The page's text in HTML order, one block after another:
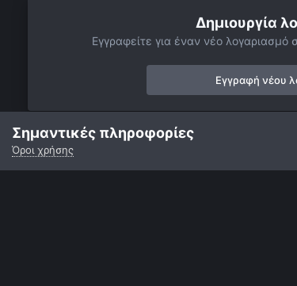
Δημιουργία
Εγγραφείτε για έναν νέο λογαριασμό
Εγγραφή νέου
Αρχή
Σημαντικές πληροφορίες
Όροι χρήσης